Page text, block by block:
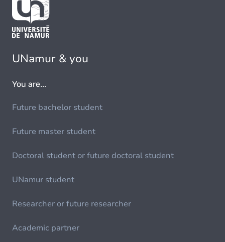
UNamur & you
You are...
Future bachelor student
Future master student
Doctoral student or future doctoral student
UNamur student
Researcher or future researcher
Academic partner